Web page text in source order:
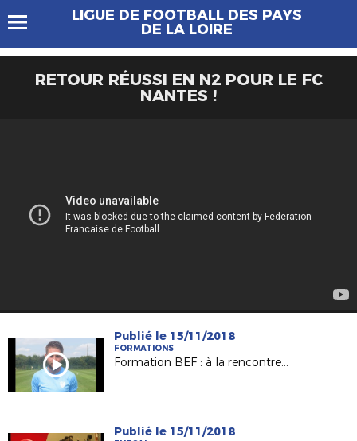
LIGUE DE FOOTBALL DES PAYS
DE LA LOIRE
RETOUR RÉUSSI EN N2 POUR LE FC
NANTES !
Publié le 15/11/2018
FORMATIONS
Formation BEF : à la rencontre de Kévin BOUGON (Noyen/Sarthe)
Publié le 15/11/2018